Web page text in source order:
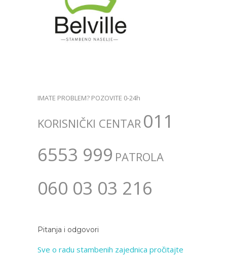
IMATE PROBLEM? POZOVITE 0-24h
KORISNIČKI CENTAR 011
6553 999 PATROLA
060 03 03 216
Pitanja i odgovori
Sve o radu stambenih zajednica pročitajte